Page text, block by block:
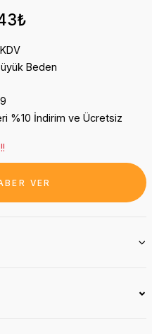
Beden
%10 İndirim ve Ücretsiz
VER